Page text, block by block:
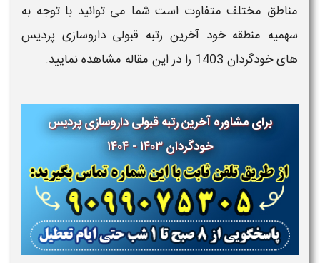
مناطق مختلف متفاوت است شما می توانید با توجه به
سهمیه منطقه خود آخرین رتبه قبولی داروسازی پردیس
های خودگردان 1403 را در این مقاله مشاهده نمایید.
برای مشاوره آخرین رتبه قبولی داروسازی پردیس
خودگردان ۱۴۰۳ - ۱۴۰۴